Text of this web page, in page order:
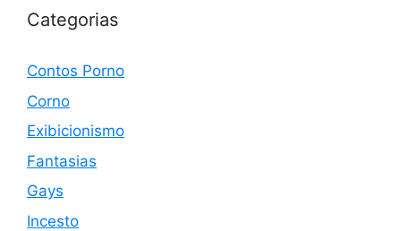
Categorias
Contos Porno
Corno
Exibicionismo
Fantasias
Gays
Incesto